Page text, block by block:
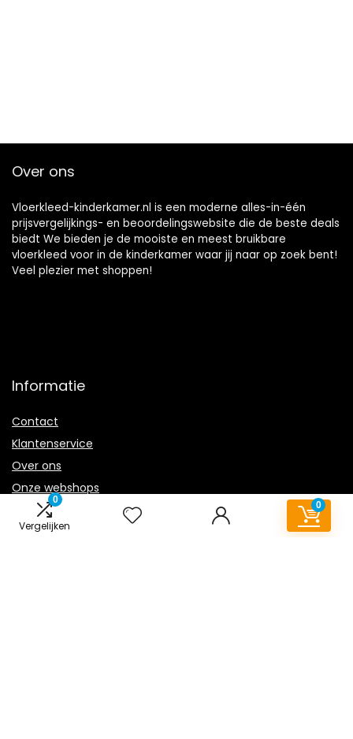
0
Vergelijken
0
Over ons
Vloerkleed-kinderkamer.nl is een moderne alles-in-één
prijsvergelijkings- en beoordelingswebsite die de beste deals
biedt We bieden je de mooiste en meest bruikbare
vloerkleed voor in de kinderkamer waar jij naar op zoek bent!
Veel plezier met shoppen!
Informatie
Contact
Klantenservice
Over ons
Onze webshops
Overzicht
Vacature